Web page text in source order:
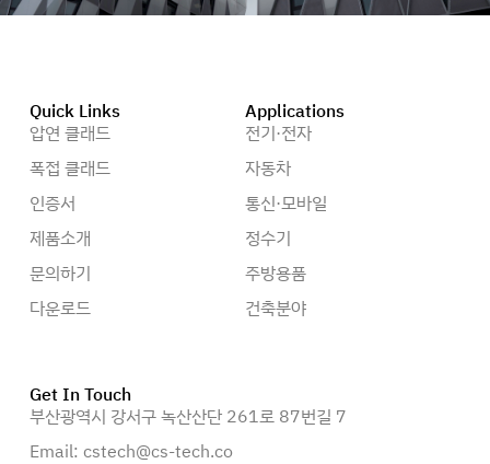
Quick Links
압연 클래드
폭접 클래드
인증서
제품소개
문의하기
다운로드
Applications
전기·전자
자동차
통신·모바일
정수기
주방용품
건축분야
Get In Touch
부산광역시 강서구 녹산산단 261로 87번길 7
Email: cstech@cs-tech.co